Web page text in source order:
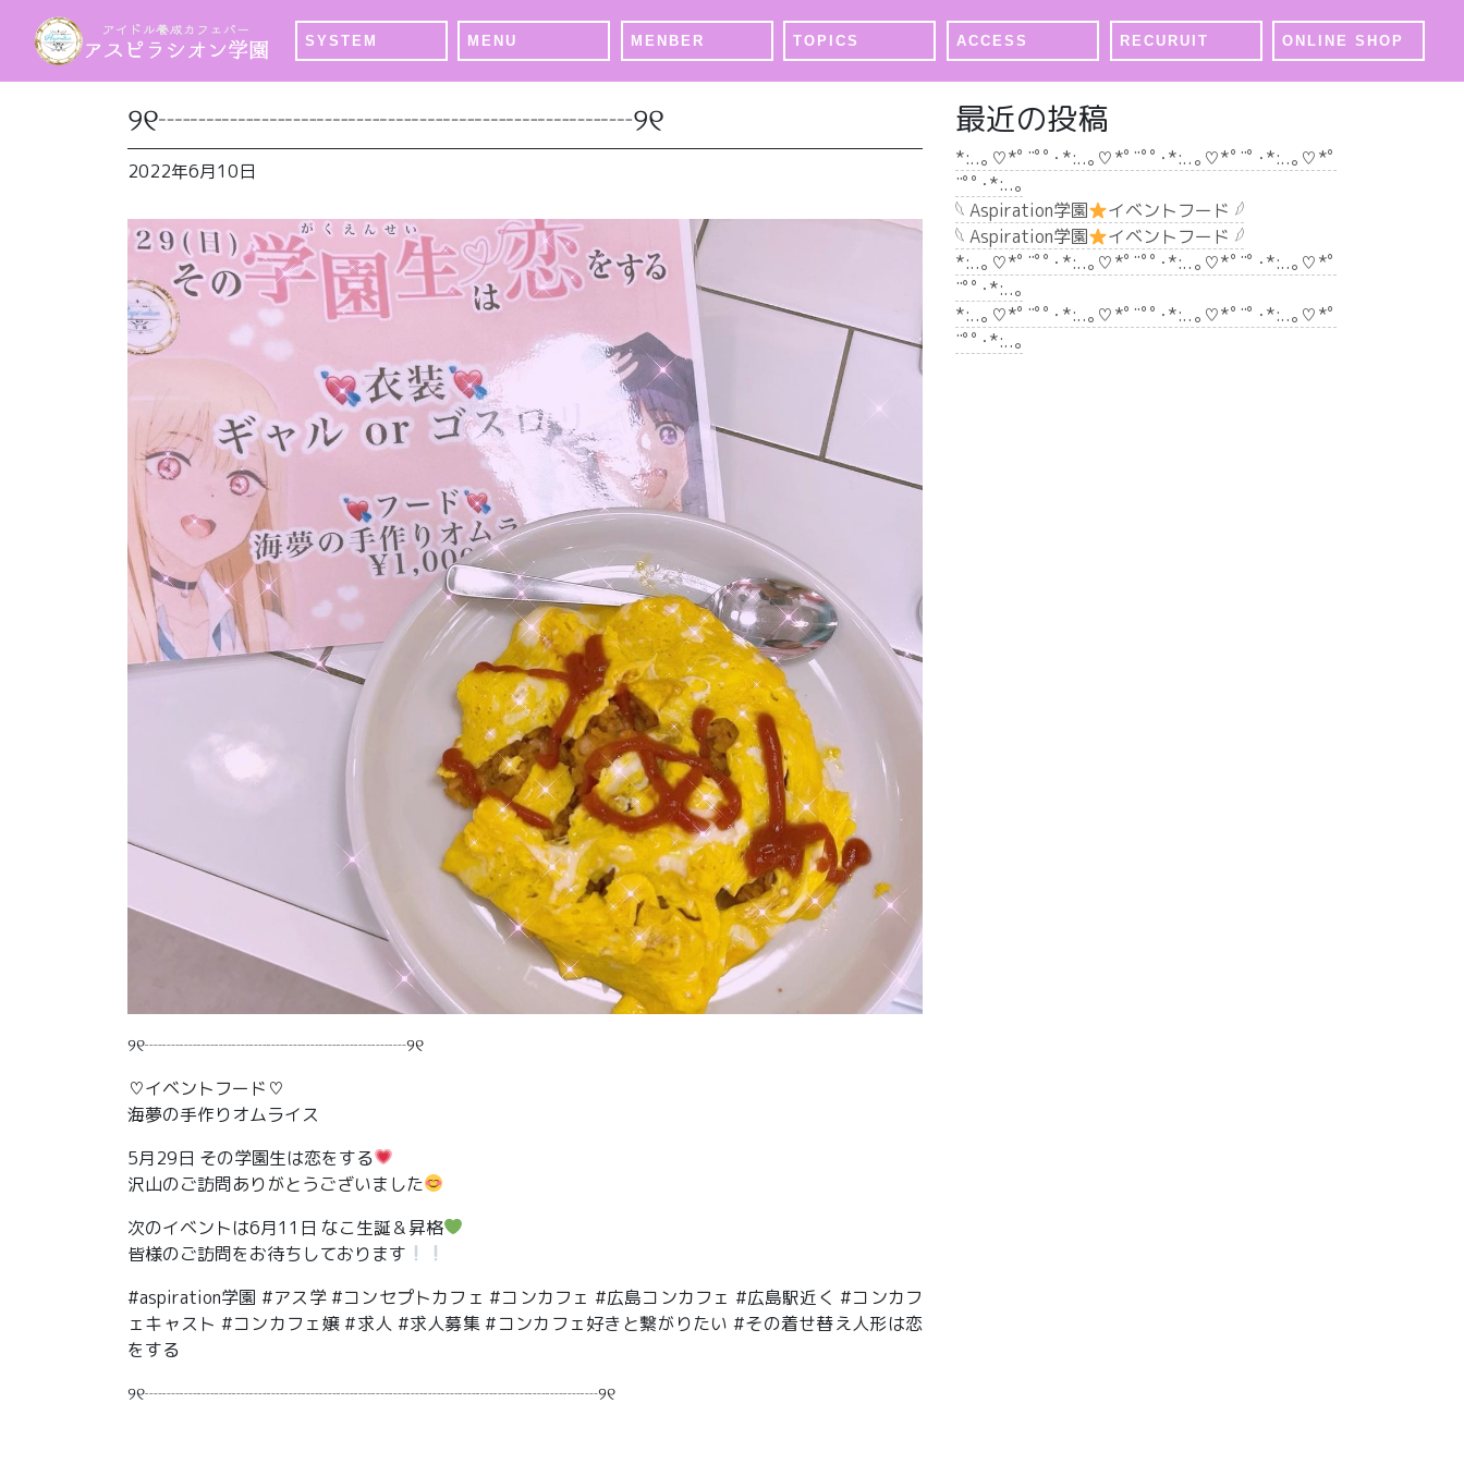
SYSTEM MENU MENBER TOPICS ACCESS RECURUIT ONLINE SHOP
୨୧┈┈┈┈┈┈┈┈┈┈┈┈┈┈┈୨୧
2022年6月10日
୨୧┈┈┈┈┈┈┈┈┈┈┈┈┈┈┈୨୧
♡イベントフード♡
海夢の手作りオムライス
5月29日 その学園生は恋をする
沢山のご訪問ありがとうございました
次のイベントは6月11日 なこ生誕＆昇格
皆様のご訪問をお待ちしております
#aspiration学園 #アス学 #コンセプトカフェ #コンカフェ #広島コンカフェ #広島駅近く #コンカフ
ェキャスト #コンカフェ嬢 #求人 #求人募集 #コンカフェ好きと繋がりたい #その着せ替え人形は恋
をする
୨୧┈┈┈┈┈┈┈┈┈┈┈┈┈┈┈┈┈┈┈┈┈┈┈┈┈┈୨୧
最近の投稿
*:..｡♡*ﾟ¨ﾟﾟ･*:..｡♡*ﾟ¨ﾟﾟ･*:..｡♡*ﾟ¨ﾟ･*:..｡♡*ﾟ
¨ﾟﾟ･*:..｡
𓆩 Aspiration学園
イベントフード 𓆪
𓆩 Aspiration学園
イベントフード 𓆪
*:..｡♡*ﾟ¨ﾟﾟ･*:..｡♡*ﾟ¨ﾟﾟ･*:..｡♡*ﾟ¨ﾟ･*:..｡♡*ﾟ
¨ﾟﾟ･*:..｡
*:..｡♡*ﾟ¨ﾟﾟ･*:..｡♡*ﾟ¨ﾟﾟ･*:..｡♡*ﾟ¨ﾟ･*:..｡♡*ﾟ
¨ﾟﾟ･*:..｡